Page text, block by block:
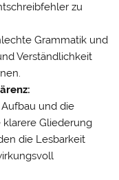
zu
Grammatik und
Verständlichkeit
und die
klarere Gliederung
die Lesbarkeit